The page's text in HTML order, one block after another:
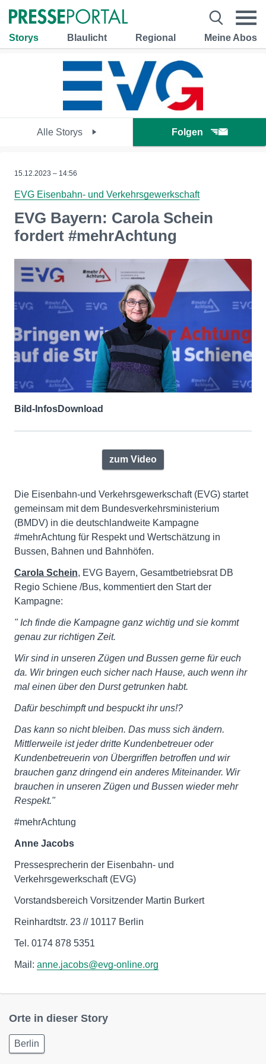
Storys Blaulicht Regional Meine Abos
Alle Storys Folgen
15.12.2023 – 14:56
EVG Eisenbahn- und Verkehrsgewerkschaft
EVG Bayern: Carola Schein
fordert #mehrAchtung
Bild-InfosDownload
zum Video
Die Eisenbahn-und Verkehrsgewerkschaft (EVG) startet
gemeinsam mit dem Bundesverkehrsministerium
(BMDV) in die deutschlandweite Kampagne
#mehrAchtung für Respekt und Wertschätzung in
Bussen, Bahnen und Bahnhöfen.
Carola Schein, EVG Bayern, Gesamtbetriebsrat DB
Regio Schiene /Bus, kommentiert den Start der
Kampagne:
" Ich finde die Kampagne ganz wichtig und sie kommt
genau zur richtigen Zeit.
Wir sind in unseren Zügen und Bussen gerne für euch
da. Wir bringen euch sicher nach Hause, auch wenn ihr
mal einen über den Durst getrunken habt.
Dafür beschimpft und bespuckt ihr uns!?
Das kann so nicht bleiben. Das muss sich ändern.
Mittlerweile ist jeder dritte Kundenbetreuer oder
Kundenbetreuerin von Übergriffen betroffen und wir
brauchen ganz dringend ein anderes Miteinander. Wir
brauchen in unseren Zügen und Bussen wieder mehr
Respekt."
#mehrAchtung
Anne Jacobs
Pressesprecherin der Eisenbahn- und
Verkehrsgewerkschaft (EVG)
Vorstandsbereich Vorsitzender Martin Burkert
Reinhardtstr. 23 // 10117 Berlin
Tel. 0174 878 5351
Mail: anne.jacobs@evg-online.org
Orte in dieser Story
Berlin